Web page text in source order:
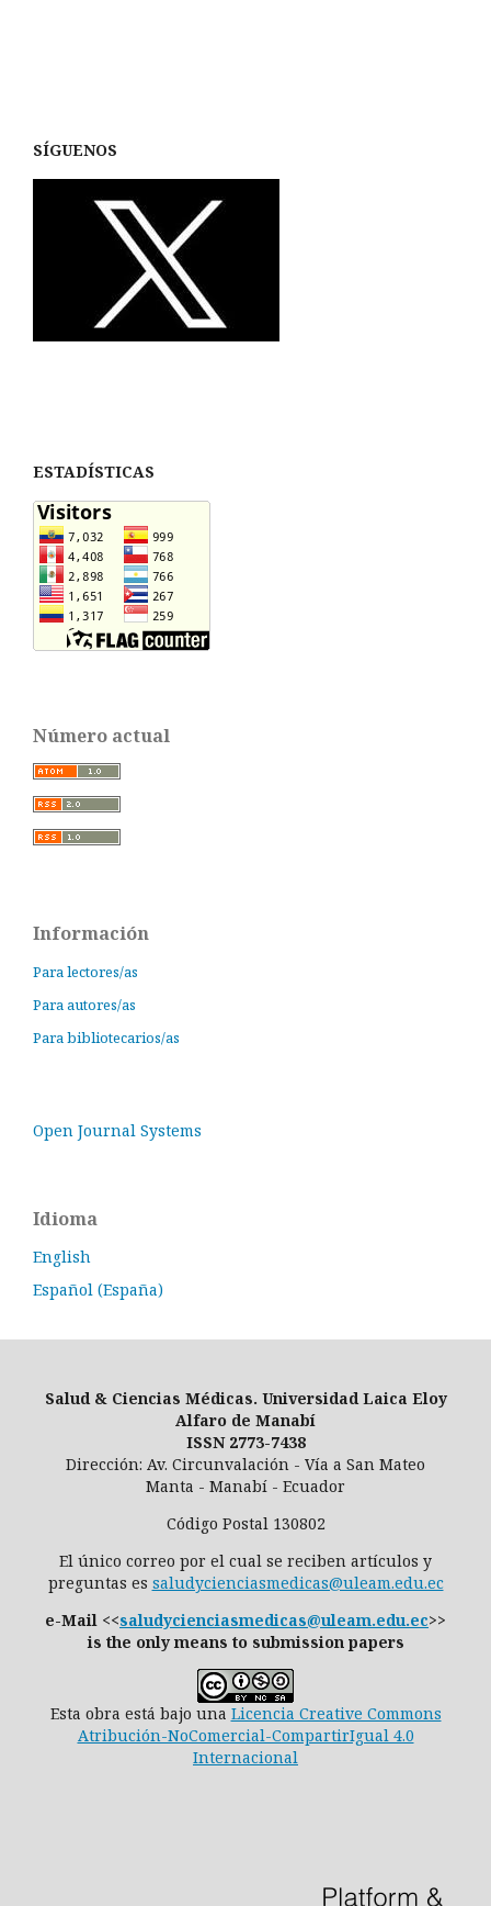
SÍGUENOS
ESTADÍSTICAS
Número actual
Información
Para lectores/as
Para autores/as
Para bibliotecarios/as
Open Journal Systems
Idioma
English
Español (España)
Salud & Ciencias Médicas. Universidad Laica Eloy
Alfaro de Manabí
ISSN 2773-7438
Dirección: Av. Circunvalación - Vía a San Mateo
Manta - Manabí - Ecuador
Código Postal 130802
El único correo por el cual se reciben artículos y
preguntas es saludycienciasmedicas@uleam.edu.ec
e-Mail <<saludycienciasmedicas@uleam.edu.ec>>
is the only means to submission papers
Esta obra está bajo una Licencia Creative Commons
Atribución-NoComercial-CompartirIgual 4.0
Internacional